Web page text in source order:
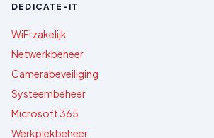
DEDICATE-IT
WiFi zakelijk
Netwerkbeheer
Camerabeveiliging
Systeembeheer
Microsoft 365
Werkplekbeheer